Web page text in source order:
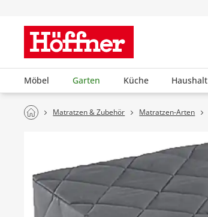
Möbel Garten Küche Haushalt
Matratzen & Zubehör Matratzen-Arten